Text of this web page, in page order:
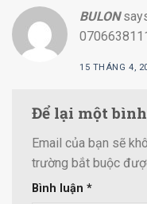
BULON
15 THÁNG 4,
Để lại một
Email của bạn sẽ
trường bắt buộc
Bình luận *